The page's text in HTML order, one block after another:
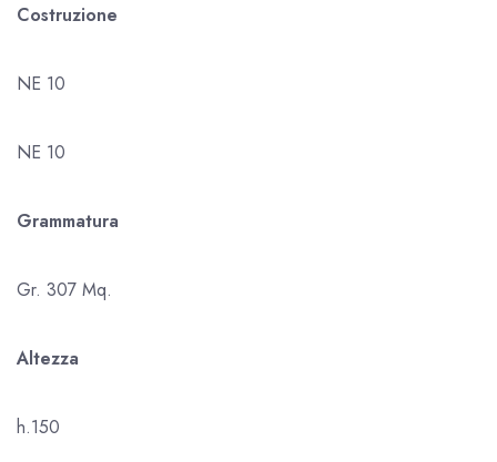
Costruzione
NE 10
NE 10
Grammatura
Gr. 307 Mq.
Altezza
h.150